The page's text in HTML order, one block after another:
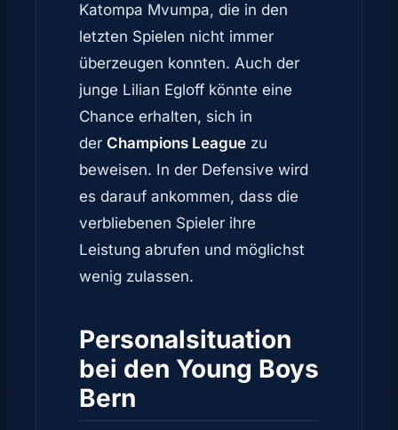
Katompa Mvumpa, die in den
letzten Spielen nicht immer
überzeugen konnten. Auch der
junge Lilian Egloff könnte eine
Chance erhalten, sich in
der Champions League zu
beweisen. In der Defensive wird
es darauf ankommen, dass die
verbliebenen Spieler ihre
Leistung abrufen und möglichst
wenig zulassen.
Personalsituation
bei den Young Boys
Bern